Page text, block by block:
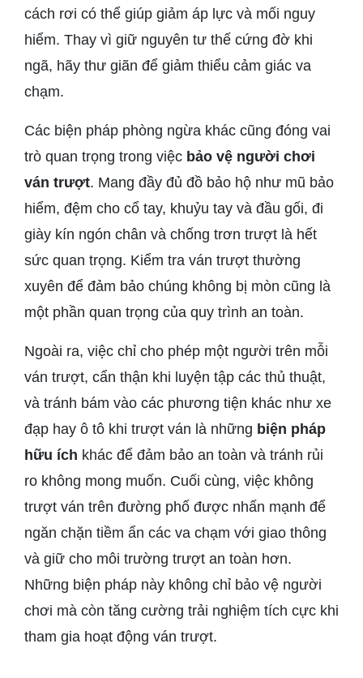
cách rơi có thể giúp giảm áp lực và mối nguy
hiểm. Thay vì giữ nguyên tư thế cứng đờ khi
ngã, hãy thư giãn để giảm thiểu cảm giác va
chạm.
Các biện pháp phòng ngừa khác cũng đóng vai
trò quan trọng trong việc bảo vệ người chơi
ván trượt. Mang đầy đủ đồ bảo hộ như mũ bảo
hiểm, đệm cho cổ tay, khuỷu tay và đầu gối, đi
giày kín ngón chân và chống trơn trượt là hết
sức quan trọng. Kiểm tra ván trượt thường
xuyên để đảm bảo chúng không bị mòn cũng là
một phần quan trọng của quy trình an toàn.
Ngoài ra, việc chỉ cho phép một người trên mỗi
ván trượt, cẩn thận khi luyện tập các thủ thuật,
và tránh bám vào các phương tiện khác như xe
đạp hay ô tô khi trượt ván là những biện pháp
hữu ích khác để đảm bảo an toàn và tránh rủi
ro không mong muốn. Cuối cùng, việc không
trượt ván trên đường phố được nhấn mạnh để
ngăn chặn tiềm ẩn các va chạm với giao thông
và giữ cho môi trường trượt an toàn hơn.
Những biện pháp này không chỉ bảo vệ người
chơi mà còn tăng cường trải nghiệm tích cực khi
tham gia hoạt động ván trượt.